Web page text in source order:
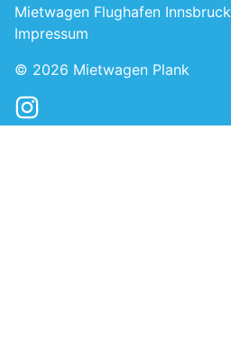
Mietwagen Flughafen Innsbruck
Impressum
© 2026 Mietwagen Plank